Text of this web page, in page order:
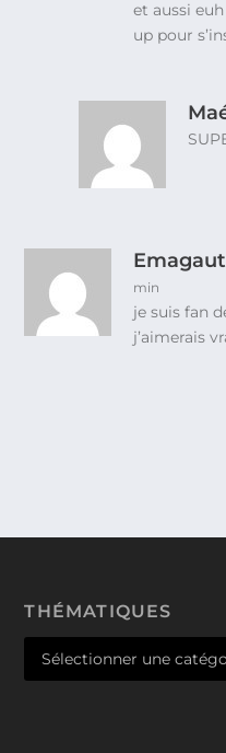
et aussi
up pour
min
je suis fan
j’aimerais
THÉMATIQUES